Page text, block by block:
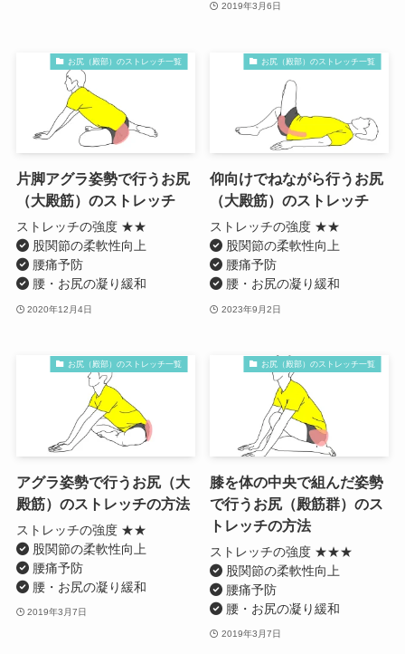
2019年3月6日
お尻（殿部）のストレッチ一覧
片脚アグラ姿勢で行うお尻
（大殿筋）のストレッチ
ストレッチの強度 ★★
股関節の柔軟性向上
腰痛予防
腰・お尻の凝り緩和
2020年12月4日
お尻（殿部）のストレッチ一覧
仰向けでねながら行うお尻
（大殿筋）のストレッチ
ストレッチの強度 ★★
股関節の柔軟性向上
腰痛予防
腰・お尻の凝り緩和
2023年9月2日
お尻（殿部）のストレッチ一覧
アグラ姿勢で行うお尻（大
殿筋）のストレッチの方法
ストレッチの強度 ★★
股関節の柔軟性向上
腰痛予防
腰・お尻の凝り緩和
2019年3月7日
お尻（殿部）のストレッチ一覧
膝を体の中央で組んだ姿勢
で行うお尻（殿筋群）のス
トレッチの方法
ストレッチの強度 ★★★
股関節の柔軟性向上
腰痛予防
腰・お尻の凝り緩和
2019年3月7日